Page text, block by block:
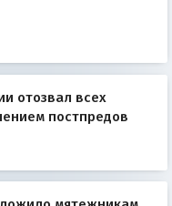
отозвал всех
постпредов